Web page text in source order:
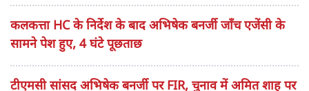
कलकत्ता HC के निर्देश के बाद अभिषेक बनर्जी जाँच एजेंसी के
सामने पेश हुए, 4 घंटे पूछताछ
टीएमसी सांसद अभिषेक बनर्जी पर FIR, चुनाव में अमित शाह पर